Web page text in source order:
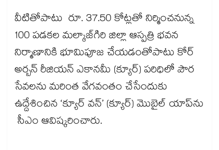
వీటితోపాటు రూ. 37.50 కోట్లతో నిర్మించనున్న
100 పడకల మల్కాజ్‌‌గిరి జిల్లా ఆస్పత్రి భవన
నిర్మాణానికి భూమిపూజ చేయడంతోపాటు కోర్
అర్బన్ రీజియన్ ఎకానమీ (క్యూర్) పరిధిలో పౌర
సేవలను మరింత వేగవంతం చేసేందుకు
ఉద్దేశించిన ‘క్యూర్ వన్’ (క్యూర్​) మొబైల్ యాప్‌‌ను
సీఎం ఆవిష్కరించారు.